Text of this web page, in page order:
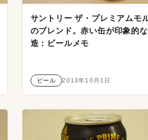
サントリー ザ・プレミアムモ
のブレンド。赤い缶が印象的
造：ビールメモ
ビール 2013年10月1日